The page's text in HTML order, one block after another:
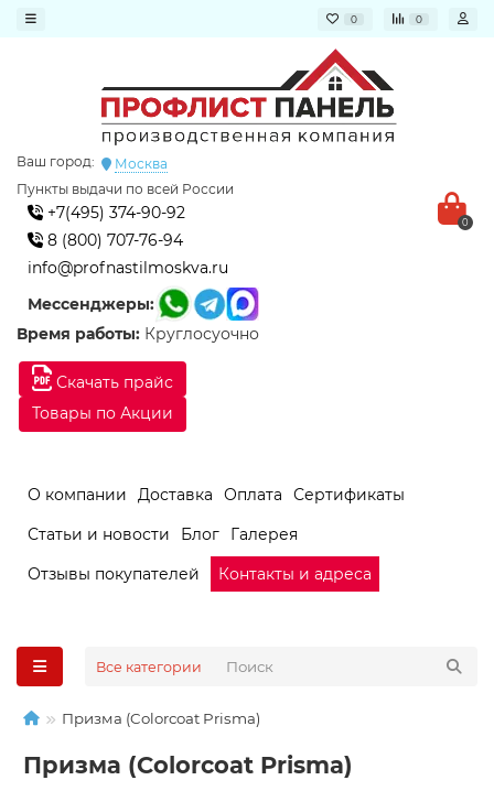
0 0
Скачать прайс
Товары по Акции
Ваш город:
Москва
Пункты выдачи по всей России
+7(495) 374-90-92
8 (800) 707-76-94
info@profnastilmoskva.ru
Мессенджеры:
Время работы: Круглосуочно
0
О компании Доставка Оплата
Сертификаты
Статьи и новости
Блог
Галерея
Отзывы покупателей
Контакты и адреса
Все категории
Призма (Colorcoat Prisma)
Призма (Colorcoat Prisma)